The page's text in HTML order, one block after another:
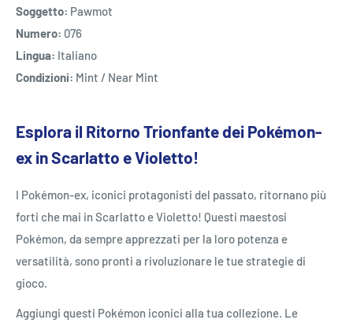
Soggetto: Pawmot
Numero: 076
Lingua: Italiano
Condizioni: Mint / Near Mint
Esplora il Ritorno Trionfante dei Pokémon-
ex in Scarlatto e Violetto!
I Pokémon-ex, iconici protagonisti del passato, ritornano più
forti che mai in Scarlatto e Violetto! Questi maestosi
Pokémon, da sempre apprezzati per la loro potenza e
versatilità, sono pronti a rivoluzionare le tue strategie di
gioco.
Aggiungi questi Pokémon iconici alla tua collezione. Le